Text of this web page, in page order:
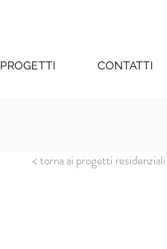
PROGETTI CONTATTI
< torna ai progetti residenziali